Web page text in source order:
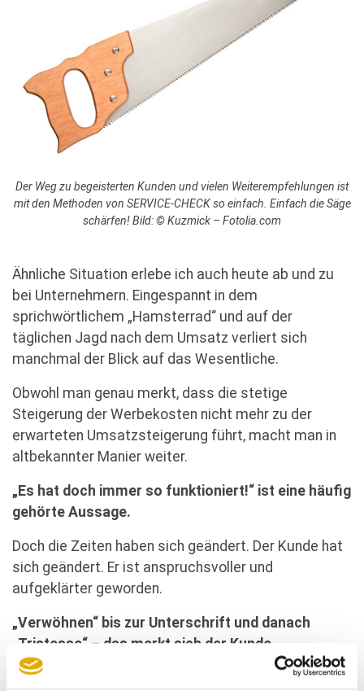
Der Weg zu begeisterten Kunden und vielen Weiterempfehlungen ist
mit den Methoden von SERVICE-CHECK so einfach. Einfach die Säge
schärfen! Bild: © Kuzmick – Fotolia.com
Ähnliche Situation erlebe ich auch heute ab und zu
bei Unternehmern. Eingespannt in dem
sprichwörtlichem „Hamsterrad“ und auf der
täglichen Jagd nach dem Umsatz verliert sich
manchmal der Blick auf das Wesentliche.
Obwohl man genau merkt, dass die stetige
Steigerung der Werbekosten nicht mehr zu der
erwarteten Umsatzsteigerung führt, macht man in
altbekannter Manier weiter.
„Es hat doch immer so funktioniert!“ ist eine häufig
gehörte Aussage.
Doch die Zeiten haben sich geändert. Der Kunde hat
sich geändert. Er ist anspruchsvoller und
aufgeklärter geworden.
„Verwöhnen“ bis zur Unterschrift und danach
„Tristesse“ – das merkt sich der Kunde.